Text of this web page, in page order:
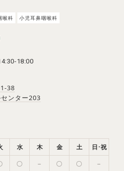
海浜幕張駅」徒歩15分
の駐車場はありませんので、お車で
セスを見る
喉科 小 児耳鼻咽喉科
18:00
38
ンター203
水 木 金 土 日･祝
〇 － 〇 〇 －